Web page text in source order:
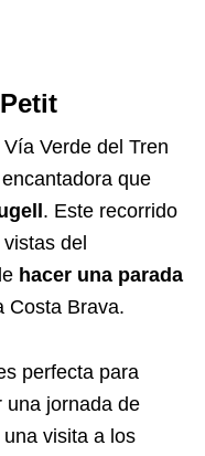
Verde del Tren
que
. Este recorrido
del
hacer una parada
Costa Brava.
perfecta para
una jornada de
visita a los